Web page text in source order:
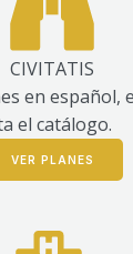
CIVITATIS
en español,
el catálogo.
VER PLANES